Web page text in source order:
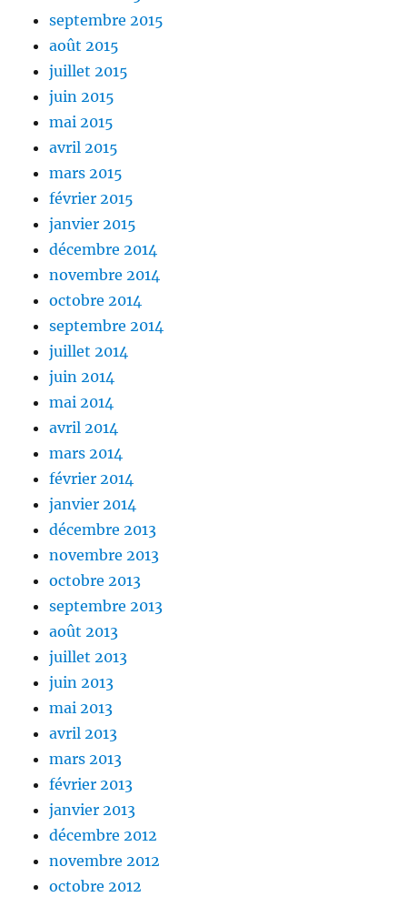
septembre 2015
août 2015
juillet 2015
juin 2015
mai 2015
avril 2015
mars 2015
février 2015
janvier 2015
décembre 2014
novembre 2014
octobre 2014
septembre 2014
juillet 2014
juin 2014
mai 2014
avril 2014
mars 2014
février 2014
janvier 2014
décembre 2013
novembre 2013
octobre 2013
septembre 2013
août 2013
juillet 2013
juin 2013
mai 2013
avril 2013
mars 2013
février 2013
janvier 2013
décembre 2012
novembre 2012
octobre 2012